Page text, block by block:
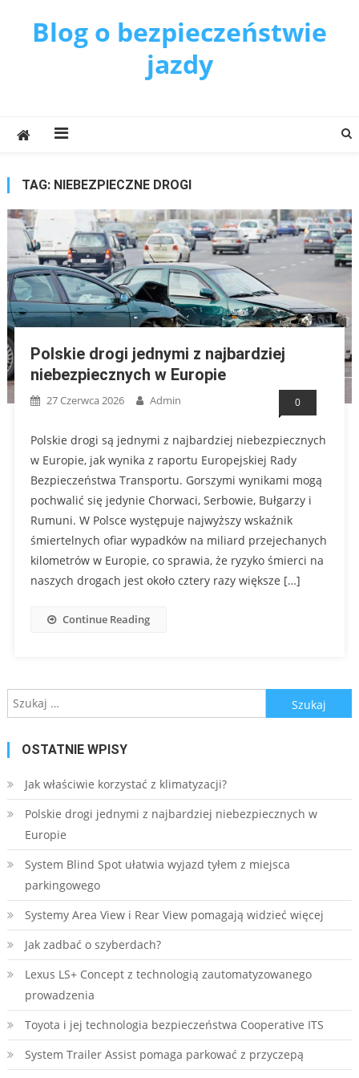
Blog o bezpieczeństwie
jazdy
TAG: NIEBEZPIECZNE DROGI
Polskie drogi jednymi z najbardziej
niebezpiecznych w Europie
27 Czerwca 2026 Admin 0
Polskie drogi są jednymi z najbardziej niebezpiecznych
w Europie, jak wynika z raportu Europejskiej Rady
Bezpieczeństwa Transportu. Gorszymi wynikami mogą
pochwalić się jedynie Chorwaci, Serbowie, Bułgarzy i
Rumuni. W Polsce występuje najwyższy wskaźnik
śmiertelnych ofiar wypadków na miliard przejechanych
kilometrów w Europie, co sprawia, że ryzyko śmierci na
naszych drogach jest około cztery razy większe […]
Continue Reading
Szukaj:
OSTATNIE WPISY
Jak właściwie korzystać z klimatyzacji?
Polskie drogi jednymi z najbardziej niebezpiecznych w
Europie
System Blind Spot ułatwia wyjazd tyłem z miejsca
parkingowego
Systemy Area View i Rear View pomagają widzieć więcej
Jak zadbać o szyberdach?
Lexus LS+ Concept z technologią zautomatyzowanego
prowadzenia
Toyota i jej technologia bezpieczeństwa Cooperative ITS
System Trailer Assist pomaga parkować z przyczepą